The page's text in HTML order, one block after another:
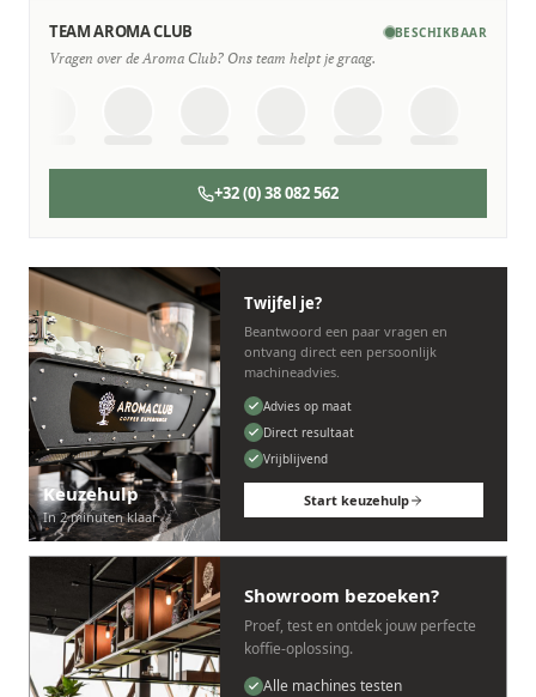
TEAM AROMA CLUB BESCHIKBAAR
Vragen over de Aroma Club? Ons team helpt je graag.
+32 (0) 38 082 562
Deskundige monteurs die verstand hebben van Aroma Club
Persoonlijk, snel en zonder gedoe.
Keuzehulp
In 2 minuten klaar
Twijfel je?
Beantwoord een paar vragen en
ontvang direct een persoonlijk
machineadvies.
Advies op maat
Direct resultaat
Vrijblijvend
Start keuzehulp
Showroom bezoeken?
Proef, test en ontdek jouw perfecte
koffie-oplossing.
Alle machines testen